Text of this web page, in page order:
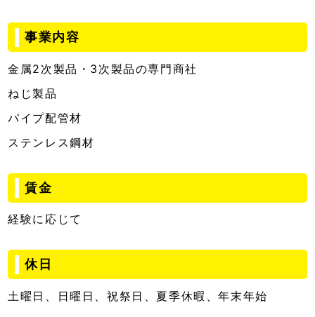
事業内容
金属2次製品・3次製品の専門商社
ねじ製品
パイプ配管材
ステンレス鋼材
賃金
経験に応じて
休日
土曜日、日曜日、祝祭日、夏季休暇、年末年始